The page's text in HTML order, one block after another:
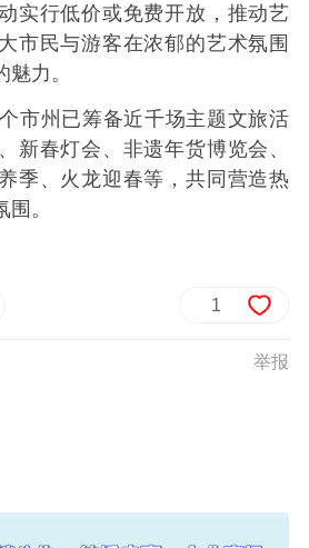
实行低价或免费开放，推动艺
市民与游客在浓郁的艺术氛围
力。
州已筹备近千场主题文旅活
新春灯会、非遗年货博览会、
季、火龙迎春等，共同营造热
。
1
举报